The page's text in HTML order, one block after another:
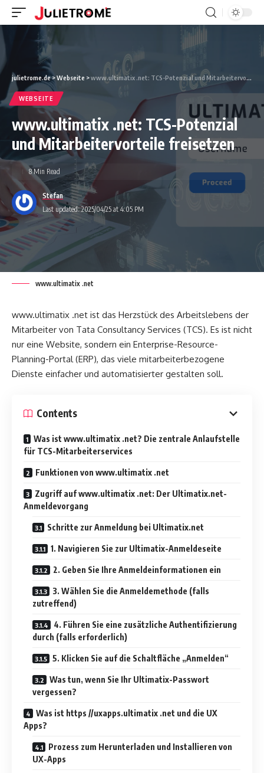
julietrome.de>Webseite >www.ultimatix .net: TCS-Potenzial und Mitarbeitervorteile freisetzen
WEBSEITE
www.ultimatix .net: TCS-Potenzial
und Mitarbeitervorteile freisetzen
Last updated: 2025/04/25 at 4:05 PM
Stefan
8 Min Read
www.ultimatix .net
www.ultimatix .net ist das Herzstück des Arbeitslebens der
Mitarbeiter von Tata Consultancy Services (TCS). Es ist nicht
nur eine Website, sondern ein Enterprise-Resource-
Planning-Portal (ERP), das viele mitarbeiterbezogene
Dienste einfacher und automatisierter gestalten soll.
Contents
Was ist www.ultimatix .net? Die zentrale Anlaufstelle
für TCS-Mitarbeiterservices
Funktionen von www.ultimatix .net
Zugriff auf www.ultimatix .net: Der Ultimatix.net-
Anmeldevorgang
Schritte zur Anmeldung bei Ultimatix.net
1. Navigieren Sie zur Ultimatix-Anmeldeseite
2. Geben Sie Ihre Anmeldeinformationen ein
3. Wählen Sie die Anmeldemethode (falls
zutreffend)
4. Führen Sie eine zusätzliche Authentifizierung
durch (falls erforderlich)
5. Klicken Sie auf die Schaltfläche „Anmelden“
Was tun, wenn Sie Ihr Ultimatix-Passwort
vergessen?
Was ist https //uxapps.ultimatix .net und die UX
Apps?
Prozess zum Herunterladen und Installieren von
UX-Apps